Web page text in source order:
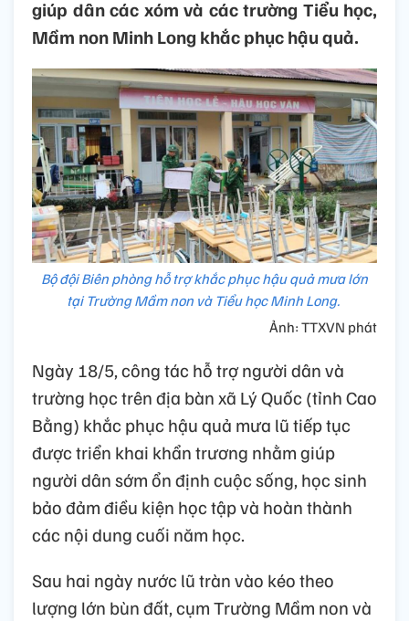
giúp dân các xóm và các trường Tiểu học,
Mầm non Minh Long khắc phục hậu quả.
Bộ đội Biên phòng hỗ trợ khắc phục hậu quả mưa lớn
tại Trường Mầm non và Tiểu học Minh Long.
Ảnh: TTXVN phát
Ngày 18/5, công tác hỗ trợ người dân và
trường học trên địa bàn xã Lý Quốc (tỉnh Cao
Bằng) khắc phục hậu quả mưa lũ tiếp tục
được triển khai khẩn trương nhằm giúp
người dân sớm ổn định cuộc sống, học sinh
bảo đảm điều kiện học tập và hoàn thành
các nội dung cuối năm học.
Sau hai ngày nước lũ tràn vào kéo theo
lượng lớn bùn đất, cụm Trường Mầm non và